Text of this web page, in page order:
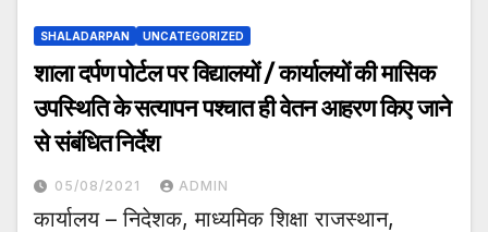
SHALADARPAN UNCATEGORIZED
शाला दर्पण पोर्टल पर विद्यालयों / कार्यालयों की मासिक
उपस्थिति के सत्यापन पश्चात ही वेतन आहरण किए जाने
से संबंधित निर्देश
05/08/2021 ADMIN
कार्यालय – निदेशक, माध्यमिक शिक्षा राजस्थान,